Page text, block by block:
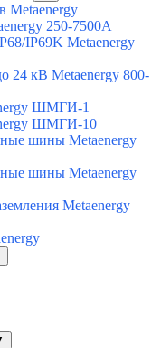
Metaenergy
250-7500A
IP69K Metaenergy
24 кВ Metaenergy 800-
ШМГИ-1
ШМГИ-10
шины Metaenergy
шины Metaenergy
Metaenergy